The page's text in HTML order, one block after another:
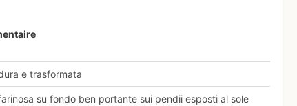
e trasformata
su fondo ben portante sui pendii esposti al sole